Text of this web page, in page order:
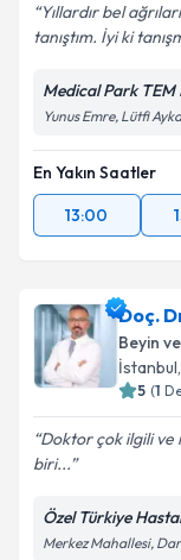
Kişisel
Yıllardır bel
tanıştım. İyi ki
Medical Park TEM
Yunus Emre, Lütfi
En Yakın Saatler
13:00
Doç.
Beyin
İstanbul
5 (1
Doktor çok ilgili ve
biri...
Özel Türkiye
Merkez Mahallesi,